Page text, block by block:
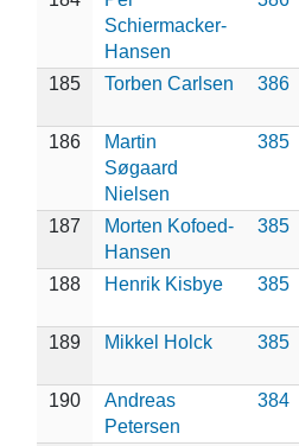
Schiermacker-
Hansen
185 Torben Carlsen 386
186
Martin
Søgaard
Nielsen
385
187
Morten Kofoed-
Hansen
385
188 Henrik Kisbye 385
189 Mikkel Holck 385
190
Andreas
Petersen
384